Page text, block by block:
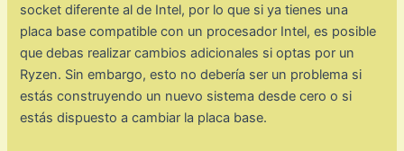
socket diferente al de Intel, por lo que si ya tienes una
placa base compatible con un procesador Intel, es posible
que debas realizar cambios adicionales si optas por un
Ryzen. Sin embargo, esto no debería ser un problema si
estás construyendo un nuevo sistema desde cero o si
estás dispuesto a cambiar la placa base.